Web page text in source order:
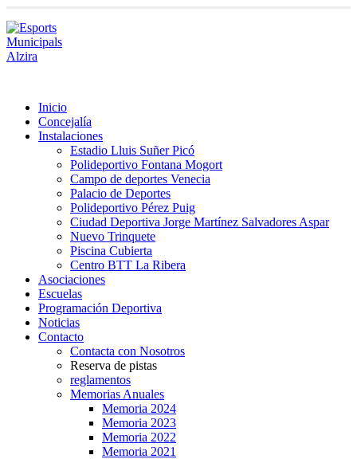
Inicio
Concejalía
Instalaciones
Estadio Lluis Suñer Picó
Polideportivo Fontana Mogort
Campo de deportes Venecia
Palacio de Deportes
Polideportivo Pérez Puig
Ciudad Deportiva Jorge Martínez Salvadores Aspar
Nuevo Trinquete
Piscina Cubierta
Centro BTT La Ribera
Asociaciones
Escuelas
Programación Deportiva
Noticias
Contacto
Contacta con Nosotros
Reserva de pistas
reglamentos
Memorias Anuales
Memoria 2024
Memoria 2023
Memoria 2022
Memoria 2021